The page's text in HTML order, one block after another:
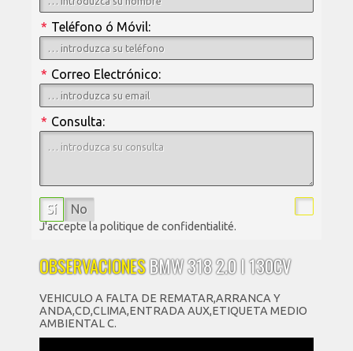
Teléfono ó Móvil:
*
Correo Electrónico:
*
Consulta:
*
Sí No
J'accepte la politique de confidentialité.
OBSERVACIONESBMW 318 2.0 I 130CV
VEHICULO A FALTA DE REMATAR,ARRANCA Y
ANDA,CD,CLIMA,ENTRADA AUX,ETIQUETA MEDIO
AMBIENTAL C.